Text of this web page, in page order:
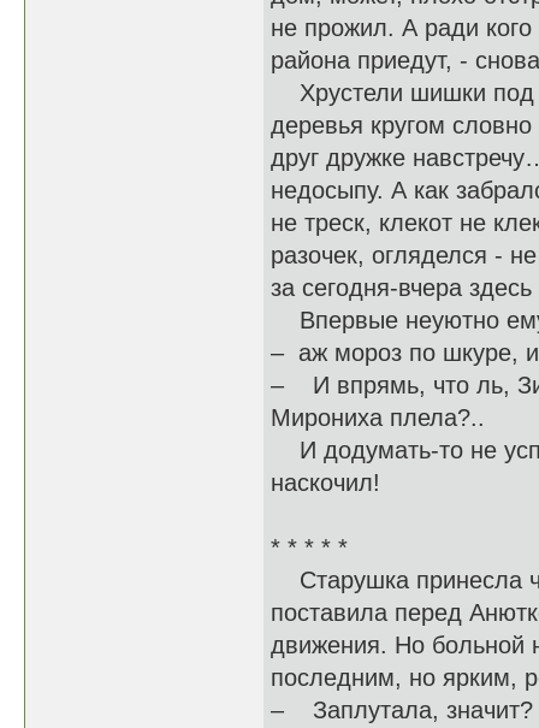
не прожил. А ради кого
района приедут, -
Хрустели шишки под
деревья кругом
друг дружке
недосыпу. А как
не треск, клекот не
разочек, огляделся -
за сегодня-вчера
Впервые неуютно
– аж мороз по шкуре,
– И впрямь, что ль,
Мирониха плела?..
И додумать-то не
наскочил!
* * * * *
Старушка принесла
поставила перед
движения. Но больной
последним, но ярким,
– Заплутала, значит?